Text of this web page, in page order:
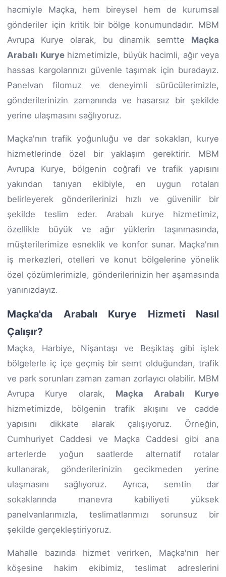
hacmiyle Maçka, hem bireysel hem de kurumsal
gönderiler için kritik bir bölge konumundadır. MBM
Avrupa Kurye olarak, bu dinamik semtte Maçka
Arabalı Kuryehizmetimizle, büyük hacimli, ağır veya
hassas kargolarınızı güvenle taşımak için buradayız.
Panelvan filomuz ve deneyimli sürücülerimizle,
gönderilerinizin zamanında ve hasarsız bir şekilde
yerine ulaşmasını sağlıyoruz.
Maçka'nın trafik yoğunluğu ve dar sokakları, kurye
hizmetlerinde özel bir yaklaşım gerektirir. MBM
Avrupa Kurye, bölgenin coğrafi ve trafik yapısını
yakından tanıyan ekibiyle, en uygun rotaları
belirleyerek gönderilerinizi hızlı ve güvenilir bir
şekilde teslim eder. Arabalı kurye hizmetimiz,
özellikle büyük ve ağır yüklerin taşınmasında,
müşterilerimize esneklik ve konfor sunar. Maçka'nın
iş merkezleri, otelleri ve konut bölgelerine yönelik
özel çözümlerimizle, gönderilerinizin her aşamasında
yanınızdayız.
Maçka'da Arabalı Kurye Hizmeti Nasıl
Çalışır?
Maçka, Harbiye, Nişantaşı ve Beşiktaş gibi işlek
bölgelerle iç içe geçmiş bir semt olduğundan, trafik
ve park sorunları zaman zaman zorlayıcı olabilir. MBM
Avrupa Kurye olarak, Maçka Arabalı Kurye
hizmetimizde, bölgenin trafik akışını ve cadde
yapısını dikkate alarak çalışıyoruz. Örneğin,
Cumhuriyet Caddesi ve Maçka Caddesi gibi ana
arterlerde yoğun saatlerde alternatif rotalar
kullanarak, gönderilerinizin gecikmeden yerine
ulaşmasını sağlıyoruz. Ayrıca, semtin dar
sokaklarında manevra kabiliyeti yüksek
panelvanlarımızla, teslimatlarımızı sorunsuz bir
şekilde gerçekleştiriyoruz.
Mahalle bazında hizmet verirken, Maçka'nın her
köşesine hakim ekibimiz, teslimat adreslerini